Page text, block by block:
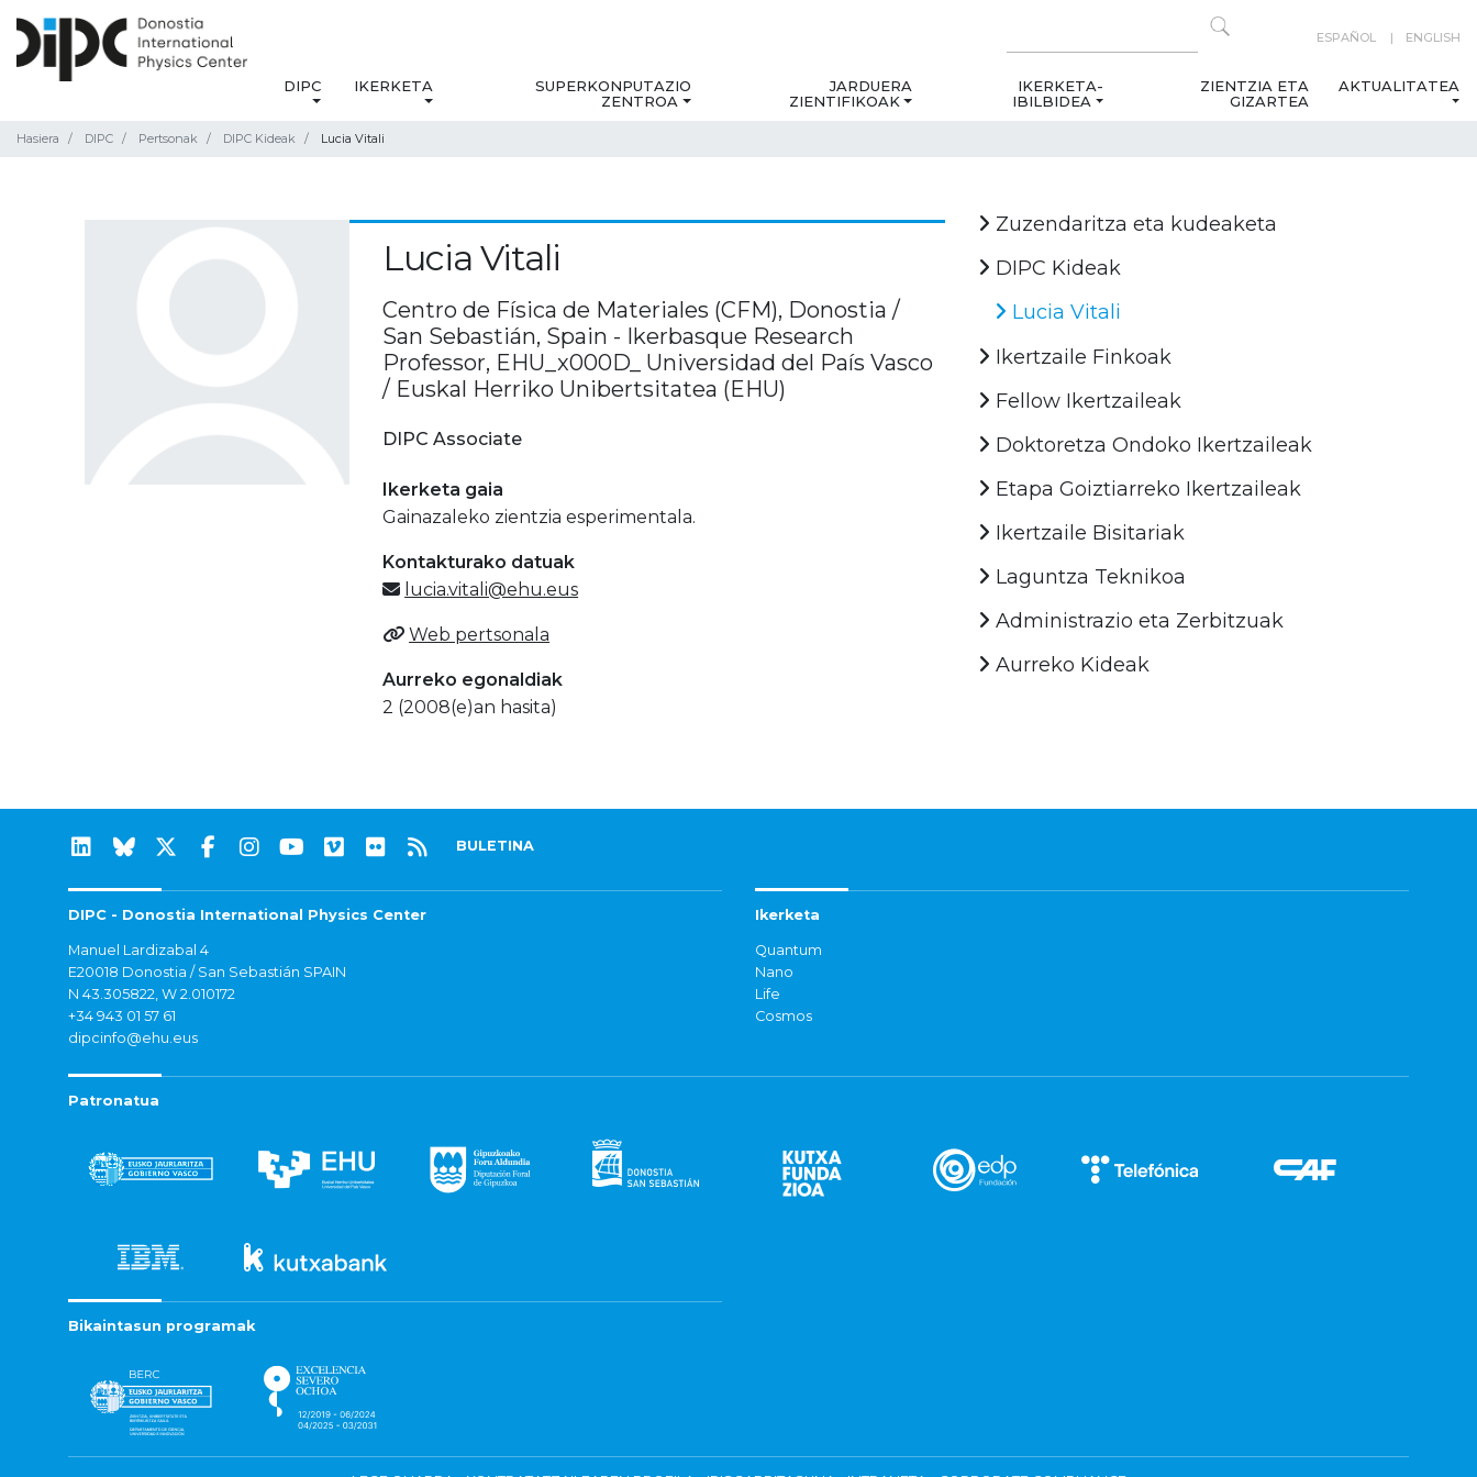
ESPAÑOL ENGLISH
DIPC IKERKETA
SUPERKONPUTAZIO
ZENTROA
JARDUERA
ZIENTIFIKOAK
IKERKETA-
IBILBIDEA
ZIENTZIA ETA
GIZARTEA
AKTUALITATEA
Hasiera DIPC Pertsonak DIPC Kideak Lucia Vitali
Lucia Vitali
Centro de Física de Materiales (CFM), Donostia /
San Sebastián, Spain - Ikerbasque Research
Professor, EHU_x000D_ Universidad del País Vasco
/ Euskal Herriko Unibertsitatea (EHU)
DIPC Associate
Ikerketa gaia
Gainazaleko zientzia esperimentala.
Kontakturako datuak
lucia.vitali@ehu.eus
Web pertsonala
Aurreko egonaldiak
2 (2008(e)an hasita)
Zuzendaritza eta kudeaketa
DIPC Kideak
Lucia Vitali
Ikertzaile Finkoak
Fellow Ikertzaileak
Doktoretza Ondoko Ikertzaileak
Etapa Goiztiarreko Ikertzaileak
Ikertzaile Bisitariak
Laguntza Teknikoa
Administrazio eta Zerbitzuak
Aurreko Kideak
BULETINA
DIPC - Donostia International Physics Center
Manuel Lardizabal 4
E20018 Donostia / San Sebastián SPAIN
N 43.305822, W 2.010172
+34 943 01 57 61
dipcinfo@ehu.eus
Ikerketa
Quantum
Nano
Life
Cosmos
Patronatua
Bikaintasun programak